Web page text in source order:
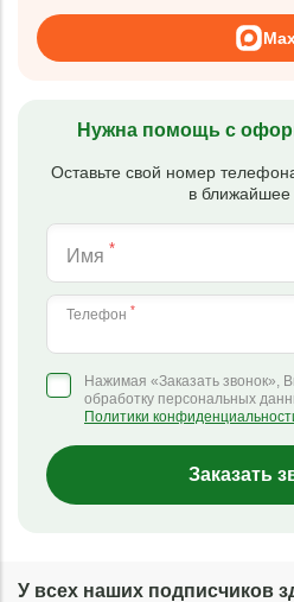
Нужна помощь с
Оставьте свой номер
в ближайшее
Имя *
Телефон *
Нажимая «Заказать звонок»,
обработку персональных
Политики
Заказать
У всех наших подписчиков